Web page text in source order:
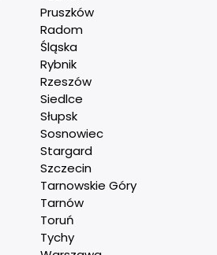
Pruszków
Radom
Śląska
Rybnik
Rzeszów
Siedlce
Słupsk
Sosnowiec
Stargard
Szczecin
Tarnowskie Góry
Tarnów
Toruń
Tychy